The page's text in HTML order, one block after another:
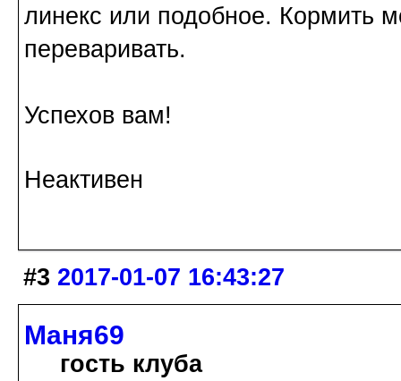
линекс или подобное. Кормить
переваривать.
Успехов вам!
Неактивен
#3 2017-01-07 16:43:27
Маня69
гость клуба